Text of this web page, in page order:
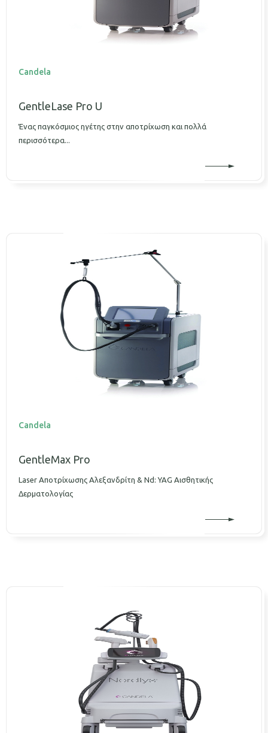
Candela
GentleLase Pro U
Ένας παγκόσμιος ηγέτης στην αποτρίχωση και πολλά
περισσότερα...
Candela
GentleMax Pro
Laser Aποτρίχωσης Αλεξανδρίτη & Nd: YAG Αισθητικής
Δερματολογίας